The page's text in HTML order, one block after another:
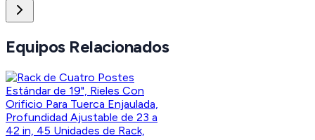
Equipos Relacionados